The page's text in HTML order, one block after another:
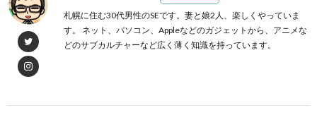
札幌に住む30代男性のSEです。妻と娘2人、楽しくやっていま
す。 ネット、パソコン、Appleなどのガジェットから、アニメな
どのサブカルチャーなど広く薄く知識を持っています。